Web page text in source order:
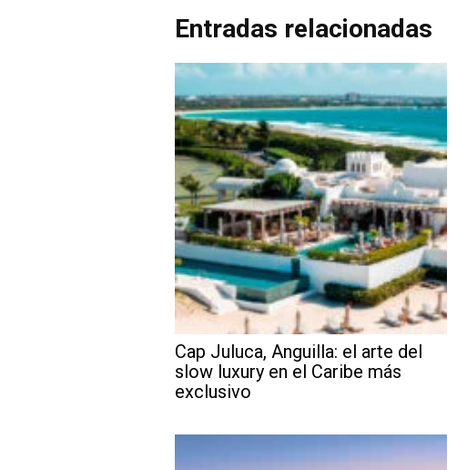
Entradas relacionadas
Cap Juluca, Anguilla: el arte del
slow luxury en el Caribe más
exclusivo